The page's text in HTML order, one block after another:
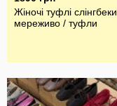
Жіночі туфлі слінгбеки
мереживо / туфли